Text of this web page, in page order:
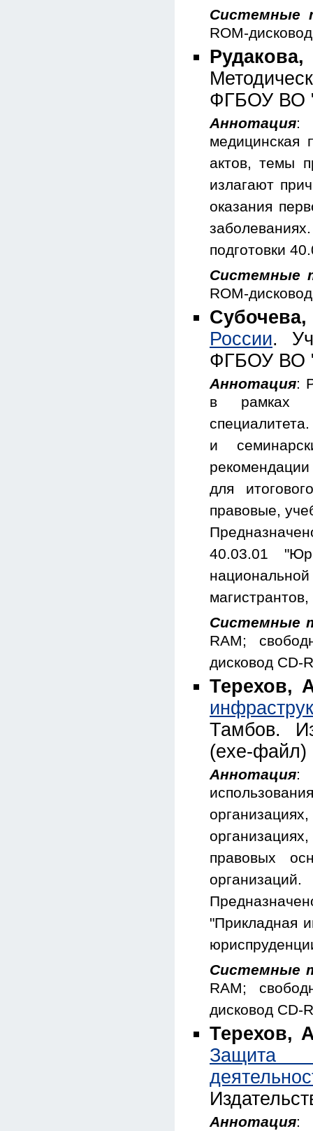
Системные
ROM-
ФГБОУ ВО
Аннотация:
медицинская
актов, темы
излагают
оказания
подготовки
Системные
ROM-
России.
ФГБОУ ВО
Аннотация:
в рамках
и
для
правовые,
40.03.01
Системные
RAM;
дисковод
Терехов,
Тамбов.
(exe-файл)
Аннотация:
правовых
организаций.
"Прикладная
Системные
RAM;
дисковод
Терехов,
Защита
Аннотация: